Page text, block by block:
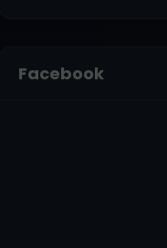
Facebook